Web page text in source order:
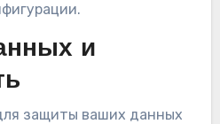
и
защиты ваших данных